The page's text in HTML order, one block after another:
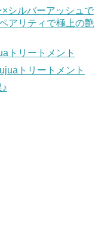
×シルバーアッシュで
アリティで極上の艶
トリートメント
トリートメント